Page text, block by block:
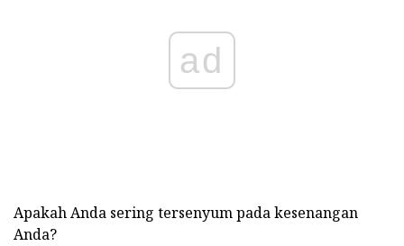
ad
Apakah Anda sering tersenyum pada kesenangan
Anda?